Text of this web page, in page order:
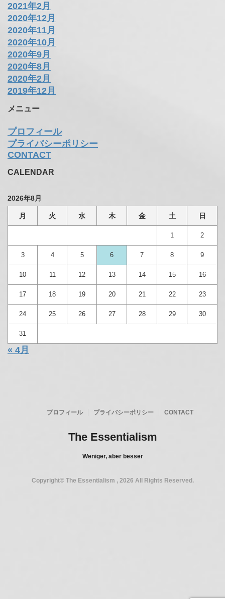
2021年2月
2020年12月
2020年11月
2020年10月
2020年9月
2020年8月
2020年2月
2019年12月
メニュー
プロフィール
プライバシーポリシー
CONTACT
CALENDAR
2026年8月
月 火 水 木 金 土 日
1 2
3 4 5 6 7 8 9
10 11 12 13 14 15 16
17 18 19 20 21 22 23
24 25 26 27 28 29 30
31
« 4月
プロフィール プライバシーポリシー CONTACT
The Essentialism
Weniger, aber besser
Copyright© The Essentialism , 2026 All Rights Reserved.